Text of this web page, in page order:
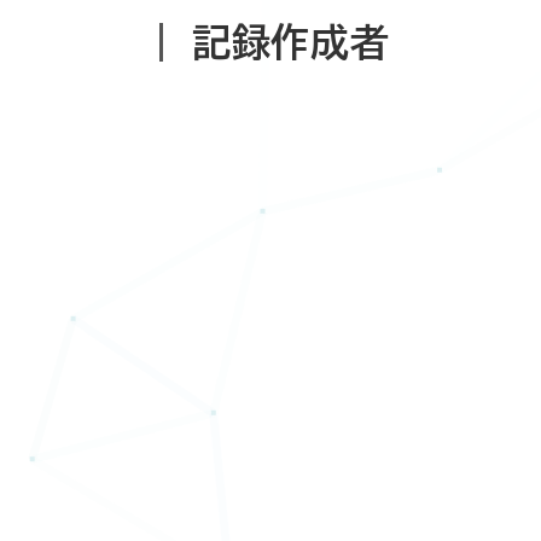
記録作成者